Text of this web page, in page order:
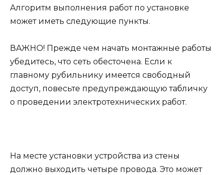
Алгоритм выполнения работ по установке
может иметь следующие пункты.
ВАЖНО! Прежде чем начать монтажные работы
убедитесь, что сеть обесточена. Если к
главному рубильнику имеется свободный
доступ, повесьте предупреждающую табличку
о проведении электротехнических работ.
На месте установки устройства из стены
должно выходить четыре провода. Это может